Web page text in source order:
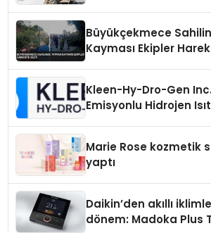
Büyükçekmece
Kayması Ekipler
Kleen-Hy-Dro-Gen
Emisyonlu Hidrojen
Marie Rose kozmetik
yaptı
Daikin’den akıllı
dönem: Madoka Plus